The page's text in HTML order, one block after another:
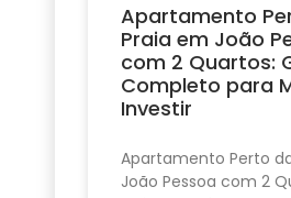
Apartamento
Praia em João
com 2 Quartos:
Completo para
Investir
Apartamento Perto
João Pessoa com 2